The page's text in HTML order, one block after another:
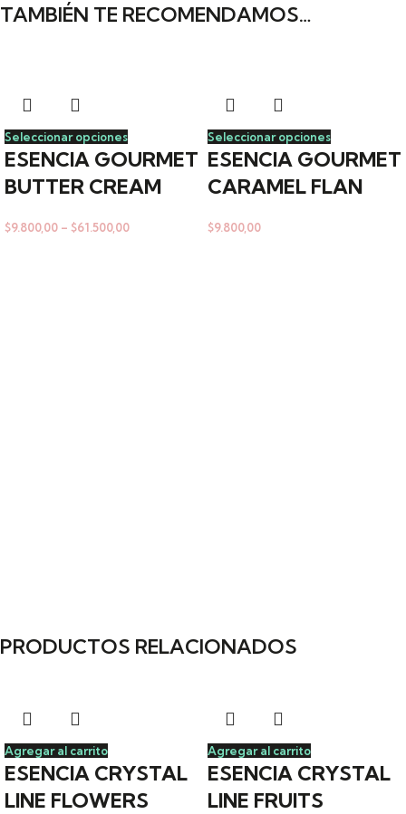
TAMBIÉN TE RECOMENDAMOS…
Seleccionar opciones
ESENCIA GOURMET
BUTTER CREAM
$9.800,00 – $61.500,00
Seleccionar opciones
ESENCIA GOURMET
CARAMEL FLAN
$9.800,00
PRODUCTOS RELACIONADOS
Agregar al carrito
ESENCIA CRYSTAL
LINE FLOWERS
Agregar al carrito
ESENCIA CRYSTAL
LINE FRUITS